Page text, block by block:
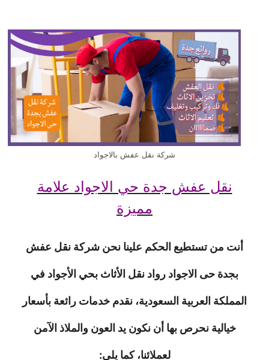
شركة نقل عفش بالاجواد
نقل عفش جدة حي الاجواد علامة
مميزة
أنت من تستطيع الحكم علينا نحن شركة نقل عفش
بجدة حى الاجواد رواد نقل الأثاث بحي الأجواد في
المملكة العربية السعودية، نقدم خدمات رائعة بأسعار
خيالية نحرص بها أن نكون يد العون والملاذ الآمن
لعملائنا، كما يلي: